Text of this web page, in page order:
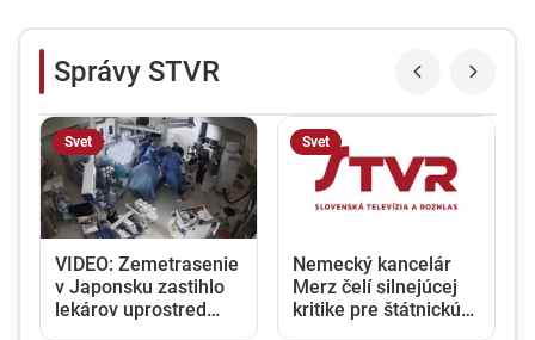
Správy STVR
Svet
VIDEO: Zemetrasenie
v Japonsku zastihlo
lekárov uprostred
Svet
Nemecký kancelár
Merz čelí silnejúcej
kritike pre štátnickú